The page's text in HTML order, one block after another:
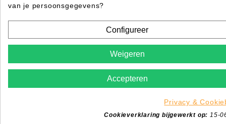
Please choose a rating for your review.
Title of your review
Enim quis fugiat consequat elit minim nisi eu
van je persoonsgegevens?
Configureer
Weigeren
Accepteren
Privacy &
Cookieverklaring bijgewerkt op: 15-